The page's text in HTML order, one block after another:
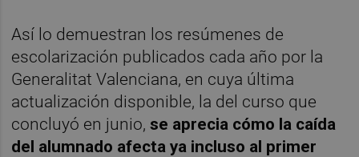
Así lo demuestran los resúmenes de
escolarización publicados cada año por la
Generalitat Valenciana, en cuya última
actualización disponible, la del curso que
concluyó en junio,se aprecia cómo la caída
del alumnado afecta ya incluso al primer